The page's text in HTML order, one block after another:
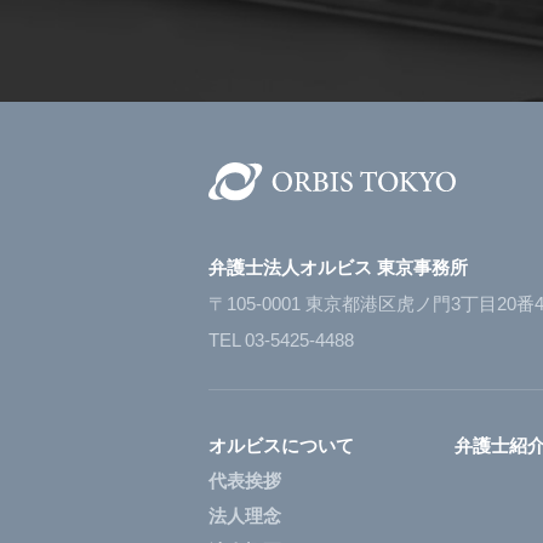
弁護士法人オルビス 東京事務所
〒105-0001 東京都港区虎ノ門3丁目20
TEL 03-5425-4488
オルビスについて
代表挨拶
法人理念
弁護士紹